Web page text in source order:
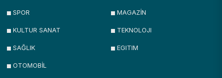
SPOR MAGAZİN
KULTUR SANAT TEKNOLOJI
SAĞLIK EGITIM
OTOMOBİL